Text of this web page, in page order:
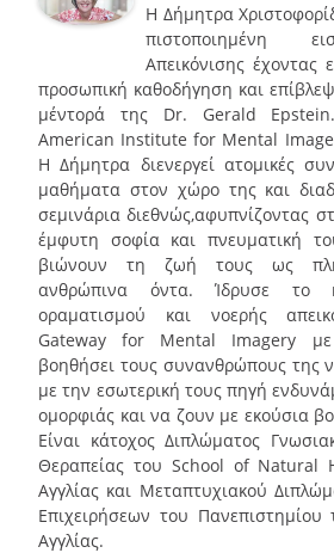
Η Δήμητρα
πιστοποιημένη
Απεικόνισης έχοντας
προσωπική καθοδήγηση και
μέντορά της Dr. Gerald
American Institute for Mental
Η Δήμητρα διενεργεί ατομικές
μαθήματα στον χώρο της και
σεμινάρια διεθνώς,αφυπνίζοντας
έμφυτη σοφία και πνευματική
βιώνουν τη ζωή τους ως
ανθρώπινα όντα. Ίδρυσε το
οραματισμού και νοερής
Gateway for Mental Imagery
βοηθήσει τους συνανθρώπους της
με την εσωτερική τους πηγή
ομορφιάς και να ζουν με εκούσια
Είναι κάτοχος Διπλώματος
Θεραπείας του School of Natural
Αγγλίας και Μεταπτυχιακού
Επιχειρήσεων του
Αγγλίας.